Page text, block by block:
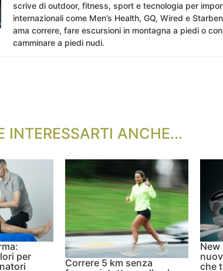
scrive di outdoor, fitness, sport e tecnologia per
internazionali come Men’s Health, GQ, Wired e
ama correre, fare escursioni in montagna a piedi o
camminare a piedi nudi.
INTERESSARTI ANCHE...
per
Correre 5 km senza
New
che